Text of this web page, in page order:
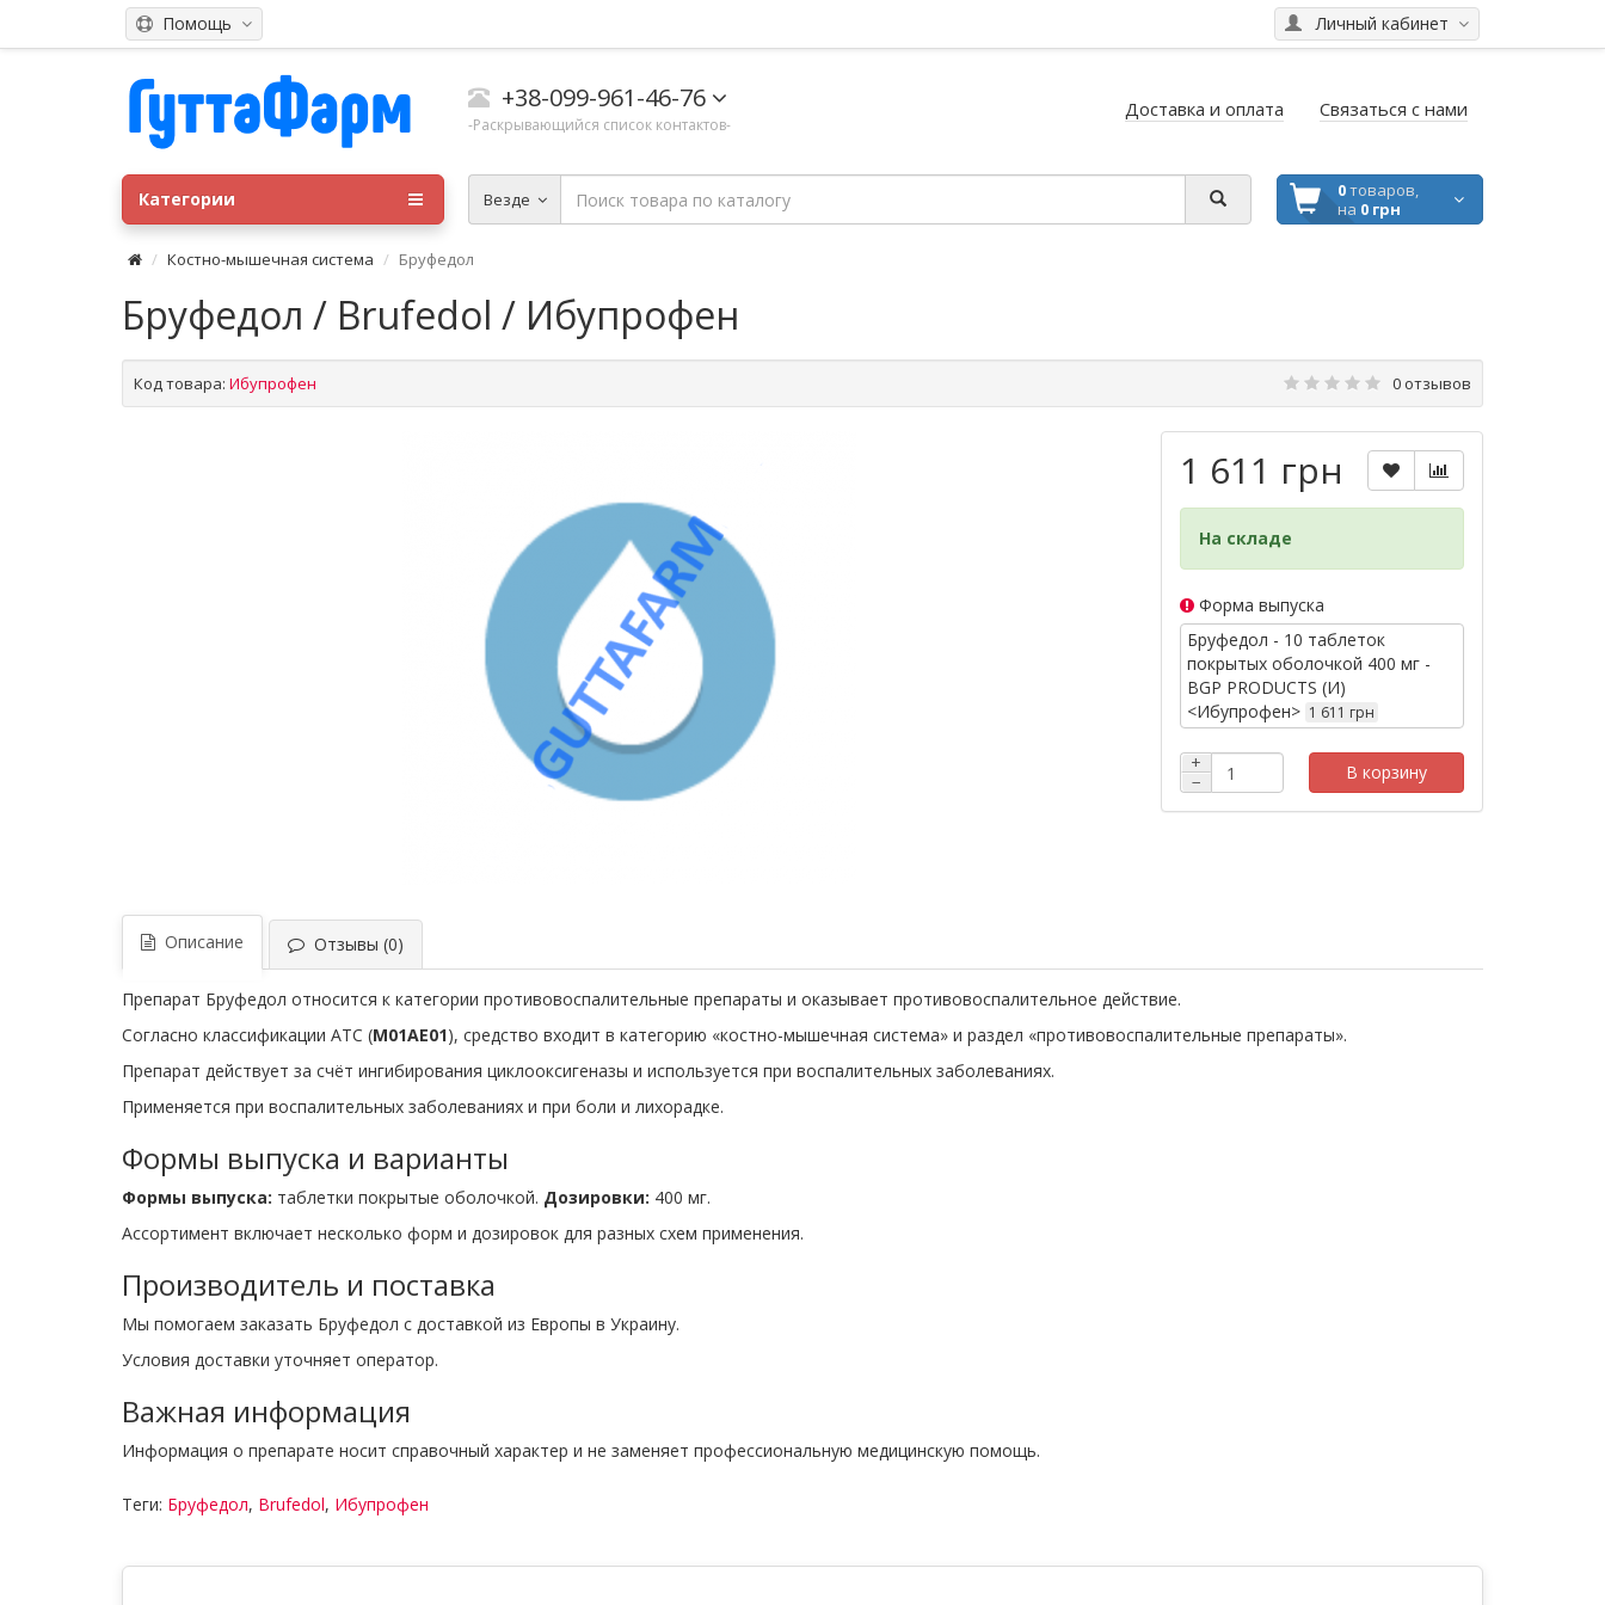
Личный кабинет
Помощь
+38-099-961-46-76
-Раскрывающийся список контактов-
Доставка и оплата Связаться с нами
Везде 0товаров,
на 0 грн
Категории
Костно-мышечная система Бруфедол
Бруфедол / Brufedol / Ибупрофен
Код товара: Ибупрофен 0 отзывов
1 611 грн
На складе
Форма выпуска
Бруфедол - 10 таблеток
покрытых оболочкой 400 мг -
BGP PRODUCTS (И)
<Ибупрофен> 1 611 грн
+
−
В корзину
Описание Отзывы (0)
Препарат Бруфедол относится к категории противовоспалительные препараты и оказывает противовоспалительное действие.
Согласно классификации ATC (M01AE01), средство входит в категорию «костно-мышечная система» и раздел «противовоспалительные препараты».
Препарат действует за счёт ингибирования циклооксигеназы и используется при воспалительных заболеваниях.
Применяется при воспалительных заболеваниях и при боли и лихорадке.
Формы выпуска и варианты
Формы выпуска: таблетки покрытые оболочкой. Дозировки: 400 мг.
Ассортимент включает несколько форм и дозировок для разных схем применения.
Производитель и поставка
Мы помогаем заказать Бруфедол с доставкой из Европы в Украину.
Условия доставки уточняет оператор.
Важная информация
Информация о препарате носит справочный характер и не заменяет профессиональную медицинскую помощь.
Теги: Бруфедол, Brufedol, Ибупрофен